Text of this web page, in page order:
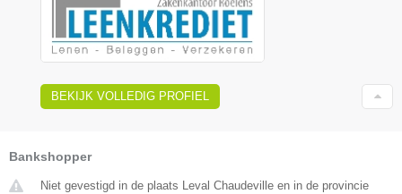
BEKIJK VOLLEDIG PROFIEL
Bankshopper
Niet gevestigd in de plaats Leval Chaudeville en in de provincie